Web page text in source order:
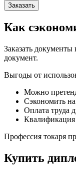
Заказать
Как
Заказать
документ.
Выгоды от
Можно
Сэкономить
Оплата труда
Квалификация
Профессия токаря
Купить